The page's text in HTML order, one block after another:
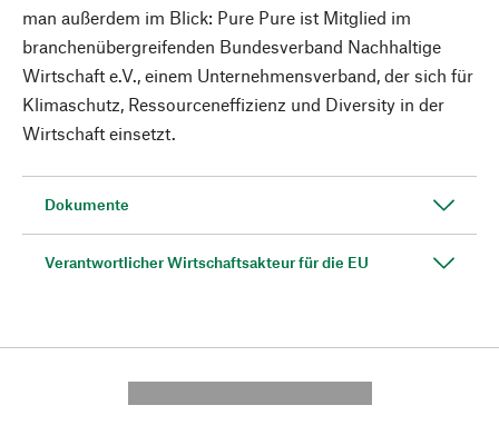
man außerdem im Blick: Pure Pure ist Mitglied im
branchenübergreifenden Bundesverband Nachhaltige
Wirtschaft e.V., einem Unternehmensverband, der sich für
Klimaschutz, Ressourceneffizienz und Diversity in der
Wirtschaft einsetzt.
Dokumente
Verantwortlicher Wirtschaftsakteur für die EU